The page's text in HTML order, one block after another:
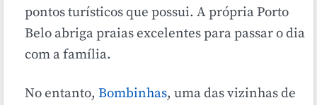
pontos turísticos que possui. A própria Porto
Belo abriga praias excelentes para passar o dia
com a família.
No entanto, Bombinhas, uma das vizinhas de